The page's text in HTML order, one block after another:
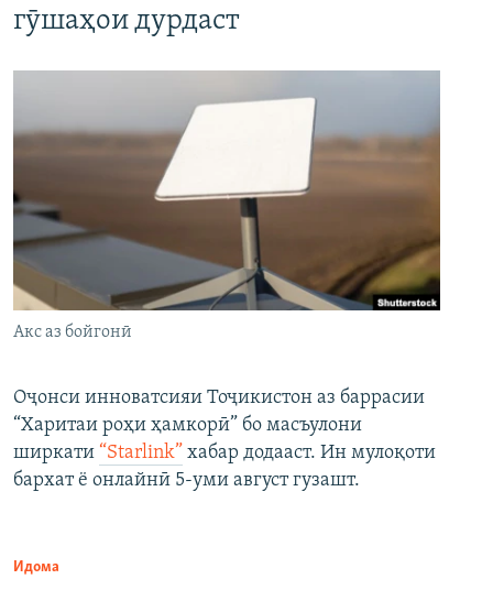
гӯшаҳои дурдаст
Акс аз бойгонӣ
Оҷонси инноватсияи Тоҷикистон аз баррасии
“Харитаи роҳи ҳамкорӣ” бо масъулони
ширкати “Starlink” хабар додааст. Ин мулоқоти
бархат ё онлайнӣ 5-уми август гузашт.
Идома